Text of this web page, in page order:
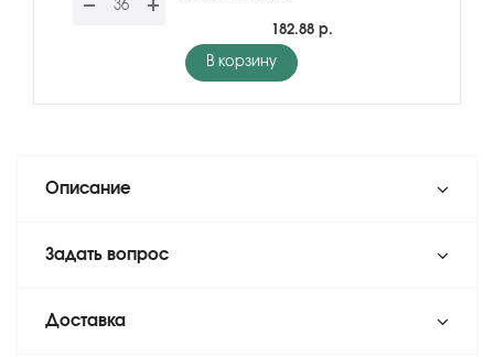
182.88 р.
В корзину
Описание
Задать вопрос
Доставка